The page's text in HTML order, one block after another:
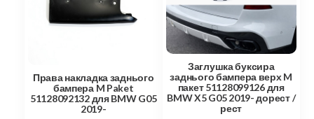
Права накладка заднього
бампера M Paket
51128092132 для BMW G05
2019-
Заглушка буксира
заднього бампера верх M
пакет 51128099126 для
BMW X5 G05 2019- дорест /
рест